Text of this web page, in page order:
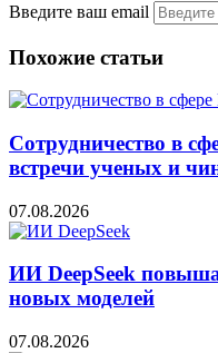
Введите ваш email
Похожие статьи
Сотрудничество в
встречи ученых и
07.08.2026
ИИ DeepSeek
новых моделей
07.08.2026